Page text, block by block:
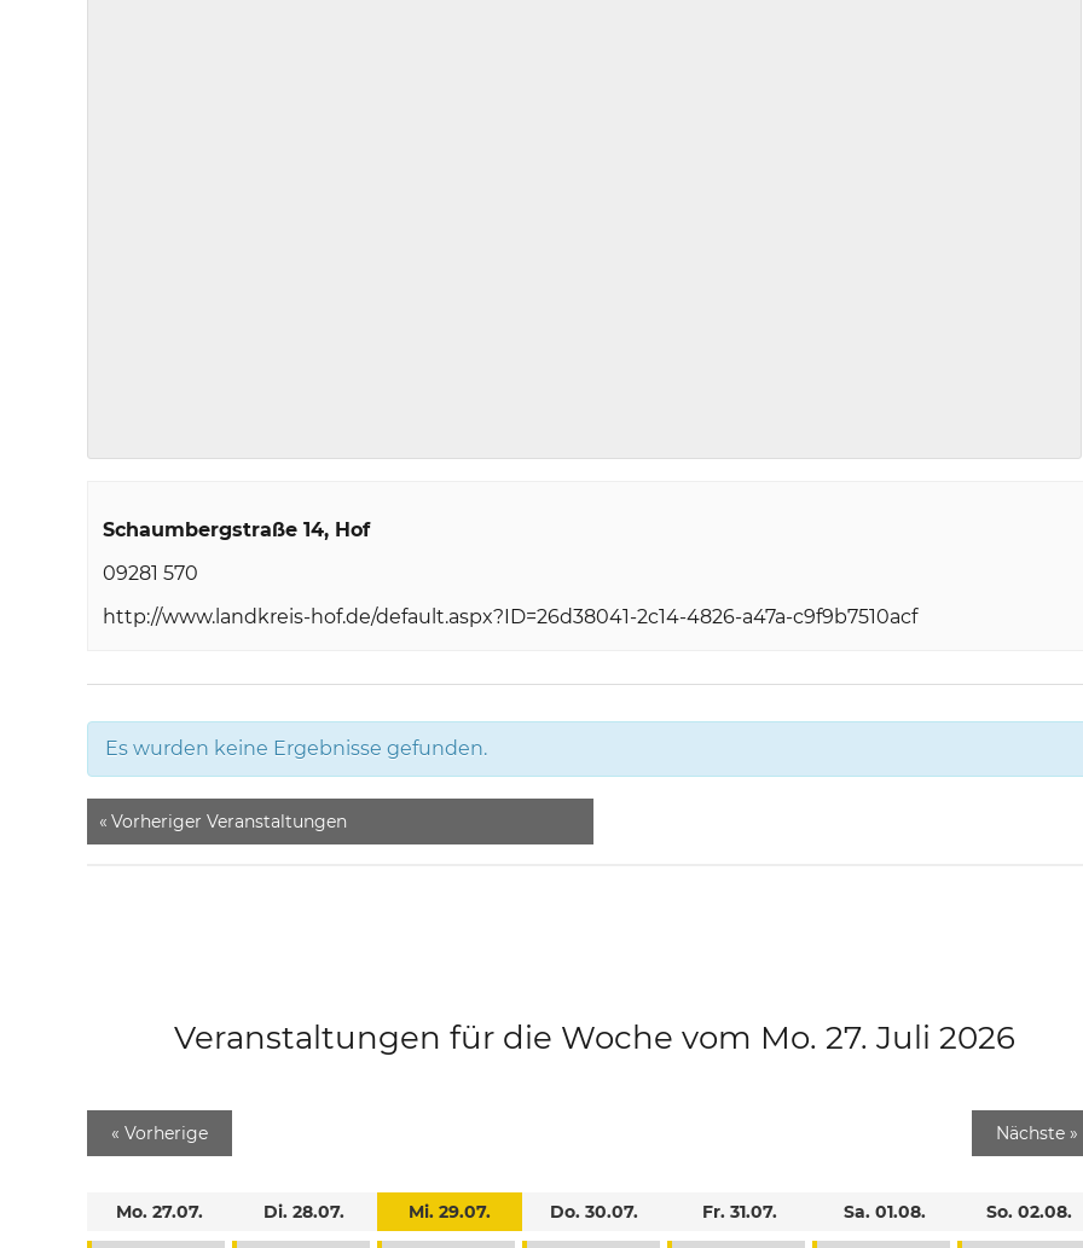
Schaumbergstraße 14 Hof
09281 570
http://www.landkreis-hof.de/default.aspx?ID=26d38041-2c14-4826-a47a-c9f9b7510acf
Es wurden keine Ergebnisse gefunden.
« Vorheriger Veranstaltungen
Veranstaltungen für die Woche vom Mo. 27. Juli 2026
« Vorherige Nächste »
Mo. 27.07. Di. 28.07. Mi. 29.07. Do. 30.07. Fr. 31.07. Sa. 01.08. So. 02.08.